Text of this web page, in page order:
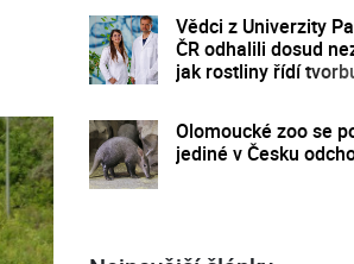
Vědci z Univerzity
ČR odhalili dosud
jak rostliny řídí
Olomoucké zoo se
jediné v Česku